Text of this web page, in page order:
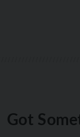
Got